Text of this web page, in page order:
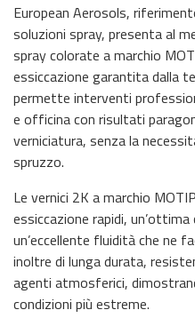
European Aerosols,
soluzioni spray, presenta al
spray colorate a marchio
essiccazione garantita dalla
permette interventi
e officina con risultati
verniciatura, senza la
spruzzo.
Le vernici 2K a marchio
essiccazione rapidi,
un’eccellente fluidità che ne
inoltre di lunga durata,
agenti atmosferici,
condizioni più estreme.